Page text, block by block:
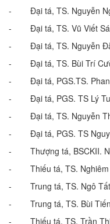
- Đại tá, TS. Nguyễn
- Đại tá, TS. Vũ Viết
- Đại tá, TS. Nguyễn
- Đại tá, TS. Bùi Trí
- Đại tá, PGS.TS. Phan
- Đại tá, PGS. TS Lý
- Đại tá, TS. Nguyễn
- Đại tá, PGS. TS
- Thượng tá, BSCKII.
- Thiếu tá, TS. Nghiêm
- Trung tá, TS. Ngô Tất
- Trung tá, TS. Bùi
- Thiếu tá, TS. Trần Thị